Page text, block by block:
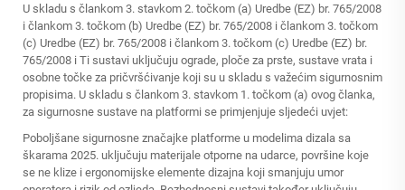
U skladu s člankom 3. stavkom 2. točkom (a) Uredbe (EZ) br. 765/2008
i člankom 3. točkom (b) Uredbe (EZ) br. 765/2008 i člankom 3. točkom
(c) Uredbe (EZ) br. 765/2008 i člankom 3. točkom (c) Uredbe (EZ) br.
765/2008 i Ti sustavi uključuju ograde, ploče za prste, sustave vrata i
osobne točke za pričvršćivanje koji su u skladu s važećim sigurnosnim
propisima. U skladu s člankom 3. stavkom 1. točkom (a) ovog članka,
za sigurnosne sustave na platformi se primjenjuje sljedeći uvjet:
Poboljšane sigurnosne značajke platforme u modelima dizala sa
škarama 2025. uključuju materijale otporne na udarce, površine koje
se ne klize i ergonomijske elemente dizajna koji smanjuju umor